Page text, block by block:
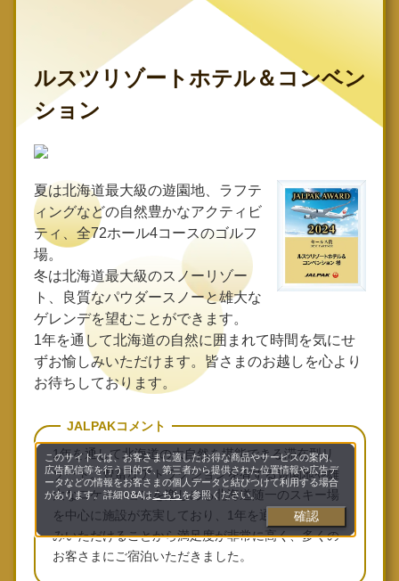
ルスツリゾートホテル＆コンベン
ション
夏は北海道最大級の遊園地、ラフテ
ィングなどの自然豊かなアクティビ
ティ、全72ホール4コースのゴルフ
場。
冬は北海道最大級のスノーリゾー
ト、良質なパウダースノーと雄大な
ゲレンデを望むことができます。
1年を通して北海道の自然に囲まれて時間を気にせ
ずお愉しみいただけます。皆さまのお越しを心より
お待ちしております。
JALPAKコメント
1年を通して北海道の大自然を堪能できる滞在型リ
ゾート。豊富なアトラクションを有する遊園地や雄
大なロケーションを楽しめる北海道随一のスキー場
を中心に施設が充実しており、1年を通してお楽し
みいただけることから満足度が非常に高く、多くの
お客さまにご宿泊いただきました。
このサイトでは、お客さまに適したお得な商品やサービスの案内、
広告配信等を行う目的で、第三者から提供された位置情報や広告デ
ータなどの情報をお客さまの個人データと結びつけて利用する場合
があります。詳細Q&Aはこちらを参照ください。
確認